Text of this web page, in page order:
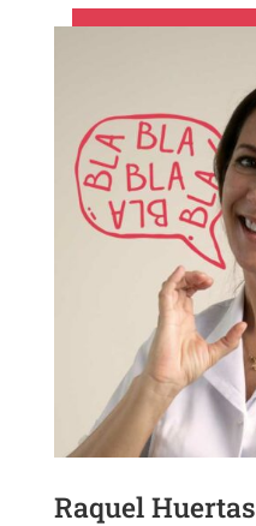
Raquel Huertas